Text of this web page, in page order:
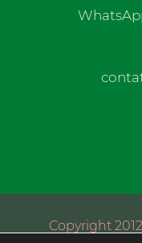
Copyright